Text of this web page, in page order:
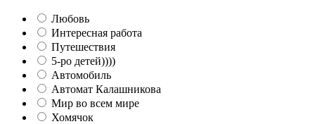
Любовь
Интересная работа
Путешествия
5-ро детей))))
Автомобиль
Автомат Калашникова
Мир во всем мире
Хомячок